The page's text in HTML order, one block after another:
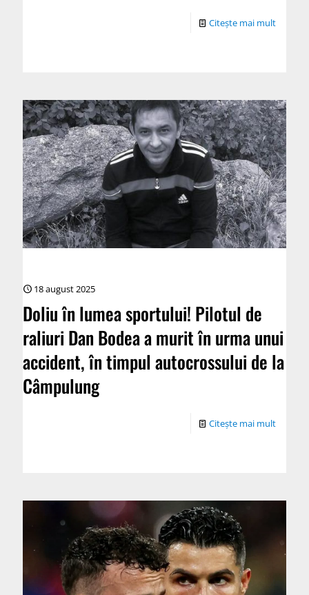
Citește mai mult
18 august 2025
Doliu în lumea sportului! Pilotul de
raliuri Dan Bodea a murit în urma unui
accident, în timpul autocrossului de la
Câmpulung
Citește mai mult